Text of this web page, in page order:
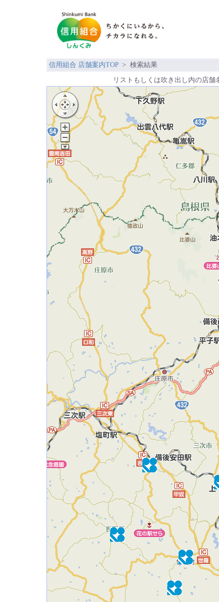
信用組合 店舗案内TOP > 検索結果
リストもしくは吹き出し内の店